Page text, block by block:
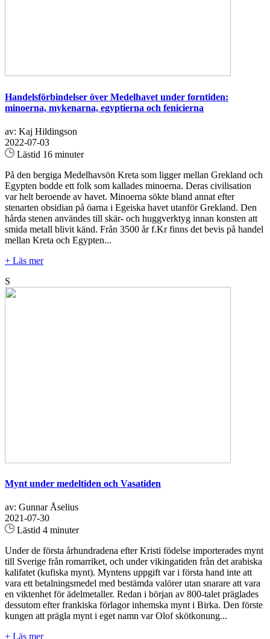
Handelsförbindelser över Medelhavet under forntiden:
minoerna, mykenarna, egyptierna och fenicierna
av: Kaj Hildingson
2022-07-03
Lästid 16 minuter
På den bergiga Medelhavsön Kreta som ligger mellan Grekland och
Egypten bodde ett folk som kallades minoerna. Deras civilisation
var helt beroende av havet. Minoerna sökte bland annat efter
stenarten obsidian på öarna i Egeiska havet utanför Grekland. Den
hårda stenen användes till skär- och huggverktyg innan konsten att
smida metall blivit känd. Från 3500 år f.Kr finns det bevis på handel
mellan Kreta och Egypten...
+ Läs mer
S
Mynt under medeltiden och Vasatiden
av: Gunnar Åselius
2021-07-30
Lästid 4 minuter
Under de första århundradena efter Kristi födelse importerades mynt
till Sverige från romarriket, och under vikingatiden från det arabiska
kalifatet (kufiska mynt). Myntens uppgift var i första hand inte att
vara ett betalningsmedel med bestämda valörer utan snarare att vara
en viktenhet för ädelmetaller. Redan i början av 800-talet präglades
dessutom efter frankiska förlagor inhemska mynt i Birka. Den förste
kungen att prägla mynt i eget namn var Olof skötkonung...
+ Läs mer